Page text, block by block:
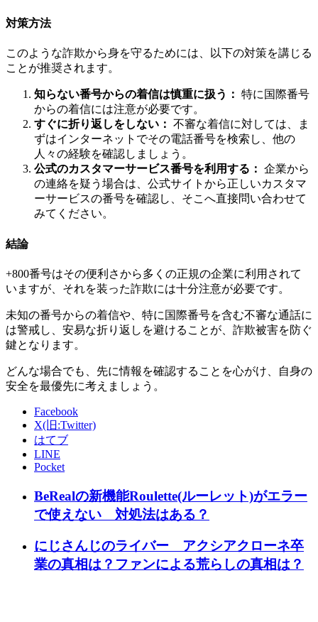
対策方法
このような詐欺から身を守るためには、以下の対策を講じる
ことが推奨されます。
知らない番号からの着信は慎重に扱う： 特に国際番号
からの着信には注意が必要です。
すぐに折り返しをしない： 不審な着信に対しては、ま
ずはインターネットでその電話番号を検索し、他の
人々の経験を確認しましょう。
公式のカスタマーサービス番号を利用する： 企業から
の連絡を疑う場合は、公式サイトから正しいカスタマ
ーサービスの番号を確認し、そこへ直接問い合わせて
みてください。
結論
+800番号はその便利さから多くの正規の企業に利用されて
いますが、それを装った詐欺には十分注意が必要です。
未知の番号からの着信や、特に国際番号を含む不審な通話に
は警戒し、安易な折り返しを避けることが、詐欺被害を防ぐ
鍵となります。
どんな場合でも、先に情報を確認することを心がけ、自身の
安全を最優先に考えましょう。
Facebook
X(旧:Twitter)
はてブ
LINE
Pocket
BeRealの新機能Roulette(ルーレット)がエラー
で使えない 対処法はある？
にじさんじのライバー アクシアクローネ卒
業の真相は？ファンによる荒らしの真相は？